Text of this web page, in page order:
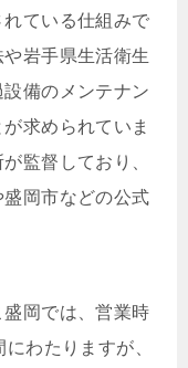
ている仕組みで
岩手県生活衛生
備のメンテナン
求められていま
監督しており、
岡市などの公式
岡では、営業時
わたりますが、